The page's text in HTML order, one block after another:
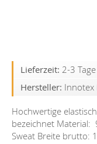
Lieferzeit: 2-3 Tage
Hersteller: Innotex
Hochwertige
bezeichnet Material:
Sweat Breite brutto: